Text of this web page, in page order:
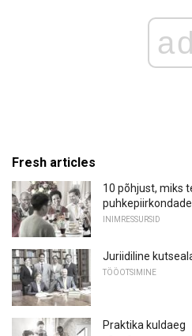
ad
Fresh articles
10 põhjust, miks
INIMRESSURSID
Juriidiline
TÖÖOTSIMINE
Praktika kuldaeg